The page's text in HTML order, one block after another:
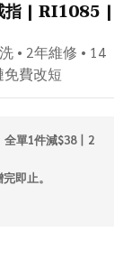
指 | RI1085 |
• 2年維修 • 14
免費改短
單1件減$38丨2
即止。